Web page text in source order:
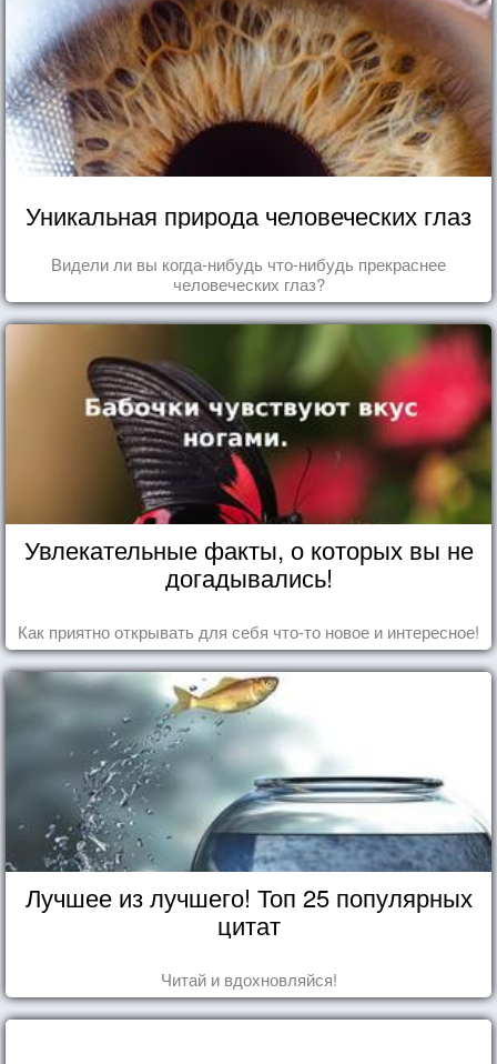
Уникальная природа человеческих глаз
Видели ли вы когда-нибудь что-нибудь прекраснее
человеческих глаз?
Увлекательные факты, о которых вы не
догадывались!
Как приятно открывать для себя что-то новое и интересное!
Лучшее из лучшего! Топ 25 популярных
цитат
Читай и вдохновляйся!